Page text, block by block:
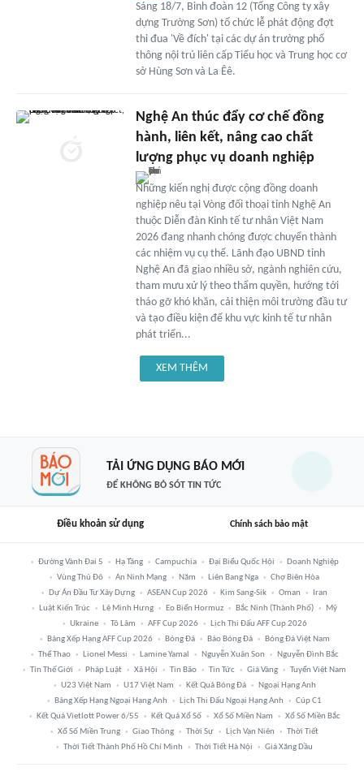
Sáng 18/7, Binh đoàn 12 (Tổng Công ty xây
dựng Trường Sơn) tổ chức lễ phát động đợt
thi đua 'Về đích' tại các dự án trường phổ
thông nội trú liên cấp Tiểu học và Trung học cơ
sở Hùng Sơn và La Êê.
Nghệ An thúc đẩy cơ chế đồng
hành, liên kết, nâng cao chất
lượng phục vụ doanh nghiệp
Những kiến nghị được cộng đồng doanh
nghiệp nêu tại Vòng đối thoại tỉnh Nghệ An
thuộc Diễn đàn Kinh tế tư nhân Việt Nam
2026 đang nhanh chóng được chuyển thành
các nhiệm vụ cụ thể. Lãnh đạo UBND tỉnh
Nghệ An đã giao nhiều sở, ngành nghiên cứu,
tham mưu xử lý theo thẩm quyền, hướng tới
tháo gỡ khó khăn, cải thiện môi trường đầu tư
và tạo điều kiện để khu vực kinh tế tư nhân
phát triển...
XEM THÊM
TẢI ỨNG DỤNG BÁO MỚI
ĐỂ KHÔNG BỎ SÓT TIN TỨC
Điều khoản sử dụng Chính sách bảo mật
Đường Vành Đai 5 Hạ Tầng Campuchia Đại Biểu Quốc Hội
Doanh Nghiệp
Vùng Thủ Đô
An Ninh Mạng Năm Liên Bang Nga
Chợ Biên Hòa
Dự Án Đầu Tư Xây Dựng
ASEAN Cup 2026 Kim Sang-Sik Oman
Iran
Luật Kiến Trúc
Lê Minh Hưng Eo Biển Hormuz Bắc Ninh (thành Phố)
Mỹ
Ukraine
Tô Lâm AFF Cup 2026
Lịch Thi Đấu AFF Cup 2026
Bảng Xếp Hạng AFF Cup 2026
Bóng Đá Báo Bóng Đá
Bóng Đá Việt Nam
Thể Thao
Lionel Messi Lamine Yamal Nguyễn Xuân Son
Nguyễn Đình Bắc
Tin Thế Giới
Pháp Luật Xã Hội Tin Bão Tin Tức Giá Vàng
Tuyển Việt Nam
U23 Việt Nam
U17 Việt Nam Kết Quả Bóng Đá
Ngoại Hạng Anh
Bảng Xếp Hạng Ngoại Hạng Anh
Lịch Thi Đấu Ngoại Hạng Anh
Cúp C1
Kết Quả Vietlott Power 6/55
Kết Quả Xổ Số Xổ Số Miền Nam
Xổ Số Miền Bắc
Xổ Số Miền Trung
Giao Thông Thời Sự Lịch Vạn Niên
Thời Tiết
Thời Tiết Thành Phố Hồ Chí Minh
Thời Tiết Hà Nội Giá Xăng Dầu